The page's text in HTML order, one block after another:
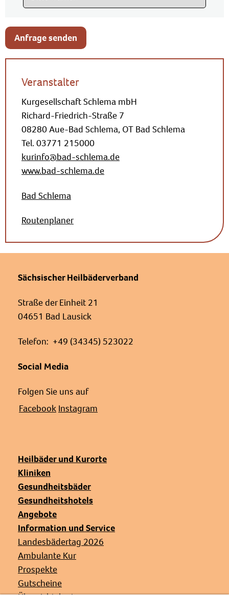
Anfrage senden
Veranstalter
Kurgesellschaft Schlema mbH
Richard-Friedrich-Straße 7
08280 Aue-Bad Schlema, OT Bad Schlema
Tel. 03771 215000
kurinfo@bad-schlema.de
www.bad-schlema.de
Bad Schlema
Routenplaner
Sächsischer Heilbäderverband
Straße der Einheit 21
04651 Bad Lausick
Telefon: +49 (34345) 523022
Social Media
Folgen Sie uns auf
Facebook Instagram
Heilbäder und Kurorte
Kliniken
Gesundheitsbäder
Gesundheitshotels
Angebote
Information und Service
Landesbädertag 2026
Ambulante Kur
Prospekte
Gutscheine